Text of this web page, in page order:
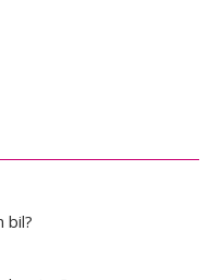
bil?